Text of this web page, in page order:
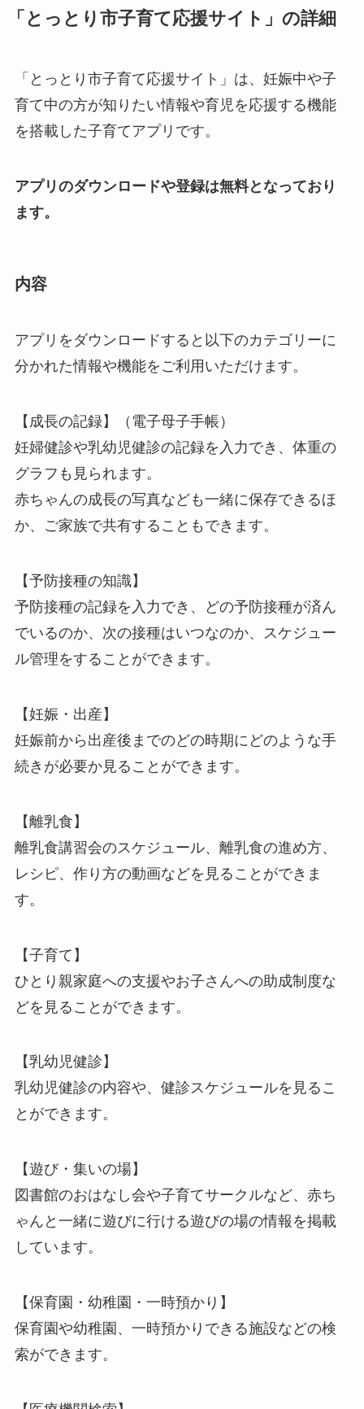
「とっとり市子育て応援サイト」の詳細
「とっとり市子育て応援サイト」は、妊娠中や子
育て中の方が知りたい情報や育児を応援する機能
を搭載した子育てアプリです。
アプリのダウンロードや登録は無料となっており
ます。
内容
アプリをダウンロードすると以下のカテゴリーに
分かれた情報や機能をご利用いただけます。
【成長の記録】（電子母子手帳）
妊婦健診や乳幼児健診の記録を入力でき、体重の
グラフも見られます。
赤ちゃんの成長の写真なども一緒に保存できるほ
か、ご家族で共有することもできます。
【予防接種の知識】
予防接種の記録を入力でき、どの予防接種が済ん
でいるのか、次の接種はいつなのか、スケジュー
ル管理をすることができます。
【妊娠・出産】
妊娠前から出産後までのどの時期にどのような手
続きが必要か見ることができます。
【離乳食】
離乳食講習会のスケジュール、離乳食の進め方、
レシピ、作り方の動画などを見ることができま
す。
【子育て】
ひとり親家庭への支援やお子さんへの助成制度な
どを見ることができます。
【乳幼児健診】
乳幼児健診の内容や、健診スケジュールを見るこ
とができます。
【遊び・集いの場】
図書館のおはなし会や子育てサークルなど、赤ち
ゃんと一緒に遊びに行ける遊びの場の情報を掲載
しています。
【保育園・幼稚園・一時預かり】
保育園や幼稚園、一時預かりできる施設などの検
索ができます。